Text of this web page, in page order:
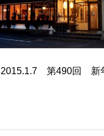
2015.1.7 第490回 新